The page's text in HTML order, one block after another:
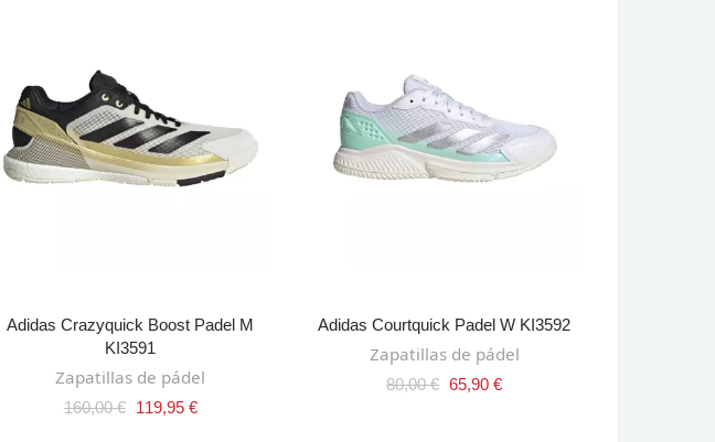
SELECT OPTIONS
Adidas Crazyquick Boost Padel M
KI3591
Zapatillas de pádel
160,00 € 119,95 €
SELECT OPTIONS
Adidas Courtquick Padel W KI3592
Zapatillas de pádel
80,00 € 65,90 €